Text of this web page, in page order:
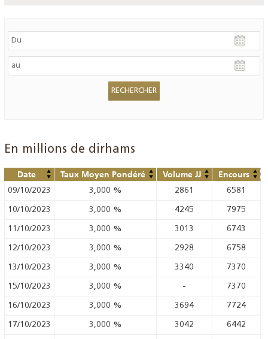
En millions de dirhams
Date Taux Moyen Pondéré Volume JJ Encours
09/10/2023 3,000 % 2861 6581
10/10/2023 3,000 % 4245 7975
11/10/2023 3,000 % 3013 6743
12/10/2023 3,000 % 2928 6758
13/10/2023 3,000 % 3340 7370
15/10/2023 3,000 % - 7370
16/10/2023 3,000 % 3694 7724
17/10/2023 3,000 % 3042 6442